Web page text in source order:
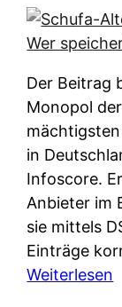
Der Beitrag
Monopol
in
Infoscore.
Anbieter im
sie mittels
Einträge
Weiterlesen